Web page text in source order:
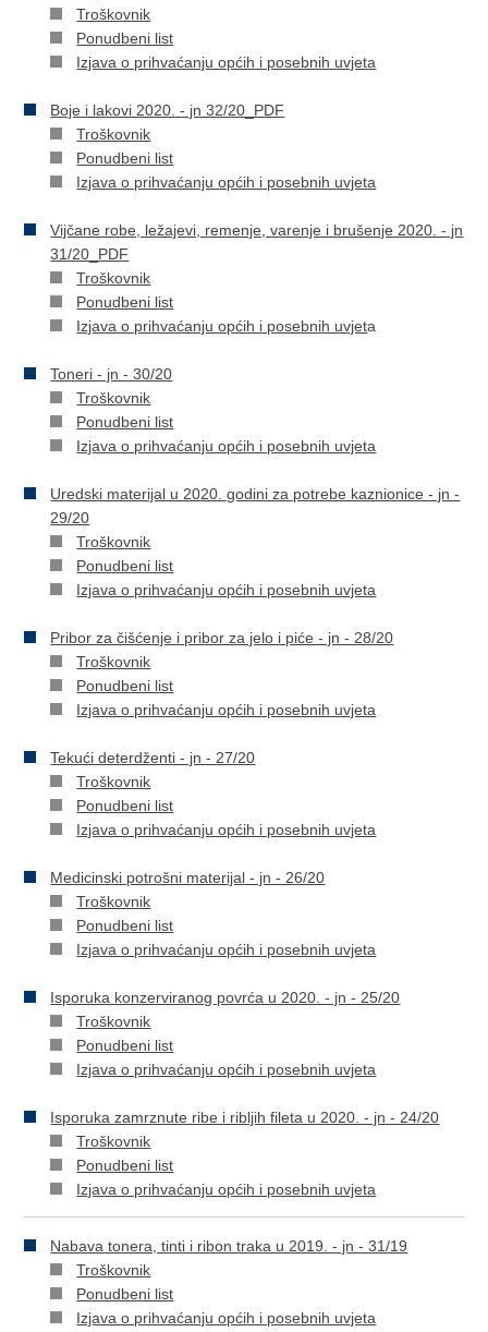
Troškovnik
Ponudbeni list
Izjava o prihvaćanju općih i posebnih uvjeta
Boje i lakovi 2020. - jn 32/20_PDF
Troškovnik
Ponudbeni list
Izjava o prihvaćanju općih i posebnih uvjeta
Vijčane robe, ležajevi, remenje, varenje i brušenje 2020. - jn
31/20_PDF
Troškovnik
Ponudbeni list
Izjava o prihvaćanju općih i posebnih uvjeta
Toneri - jn - 30/20
Troškovnik
Ponudbeni list
Izjava o prihvaćanju općih i posebnih uvjeta
Uredski materijal u 2020. godini za potrebe kaznionice - jn -
29/20
Troškovnik
Ponudbeni list
Izjava o prihvaćanju općih i posebnih uvjeta
Pribor za čišćenje i pribor za jelo i piće - jn - 28/20
Troškovnik
Ponudbeni list
Izjava o prihvaćanju općih i posebnih uvjeta
Tekući deterdženti - jn - 27/20
Troškovnik
Ponudbeni list
Izjava o prihvaćanju općih i posebnih uvjeta
Medicinski potrošni materijal - jn - 26/20
Troškovnik
Ponudbeni list
Izjava o prihvaćanju općih i posebnih uvjeta​
Isporuka konzerviranog povrća u 2020. - jn - 25/20
Troškovnik
Ponudbeni list
Izjava o prihvaćanju općih i posebnih uvjeta
Isporuka zamrznute ribe i ribljih fileta u 2020. - jn - 24/20
Troškovnik
Ponudbeni list
Izjava o prihvaćanju općih i posebnih uvjeta
Nabava tonera, tinti i ribon traka u 2019. - jn - 31/19
Troškovnik
Ponudbeni list
Izjava o prihvaćanju općih i posebnih uvjeta